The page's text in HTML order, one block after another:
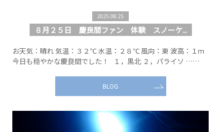
2025.08.25
８月２５日 慶良間ファン 体験 スノーケ...
お天気：晴れ 気温：３２℃ 水温：２８℃ 風向：東 波高：１ｍ
今日も穏やかな慶良間でした！ １，黒北 ２，パライソ ……
BLOG